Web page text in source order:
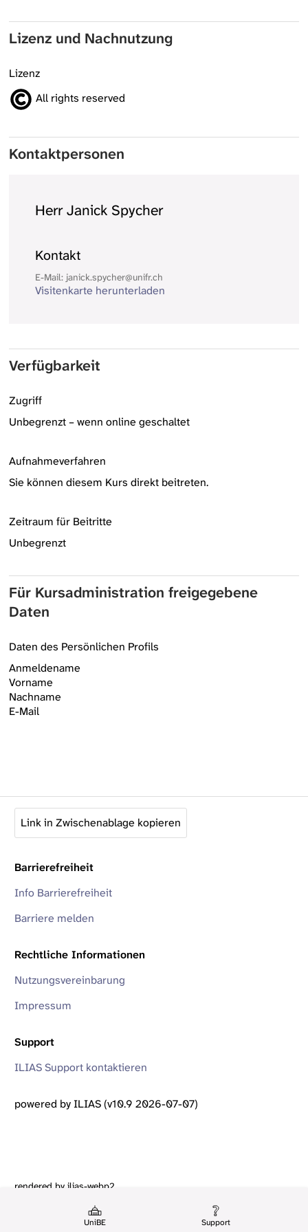
UniBE Support
Lizenz und Nachnutzung
Lizenz
All rights reserved
Kontaktpersonen
Herr Janick Spycher
Kontakt
E-Mail: janick.spycher@unifr.ch
Visitenkarte herunterladen
Verfügbarkeit
Zugriff
Unbegrenzt – wenn online geschaltet
Aufnahmeverfahren
Sie können diesem Kurs direkt beitreten.
Zeitraum für Beitritte
Unbegrenzt
Für Kursadministration freigegebene
Daten
Daten des Persönlichen Profils
Anmeldename
Vorname
Nachname
E-Mail
Link in Zwischenablage kopieren
Barrierefreiheit
Info Barrierefreiheit
Barriere melden
Rechtliche Informationen
Nutzungsvereinbarung
Impressum
Support
ILIAS Support kontaktieren
powered by ILIAS (v10.9 2026-07-07)
rendered by ilias-webp2